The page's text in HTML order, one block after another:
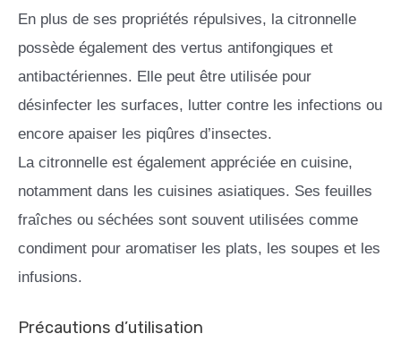
En plus de ses propriétés répulsives, la citronnelle
possède également des vertus antifongiques et
antibactériennes. Elle peut être utilisée pour
désinfecter les surfaces, lutter contre les infections ou
encore apaiser les piqûres d’insectes.
La citronnelle est également appréciée en cuisine,
notamment dans les cuisines asiatiques. Ses feuilles
fraîches ou séchées sont souvent utilisées comme
condiment pour aromatiser les plats, les soupes et les
infusions.
Précautions d’utilisation